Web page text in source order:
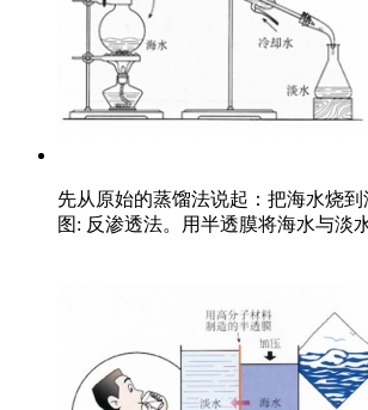
先从原始的蒸馏法说起：把海水烧
图: 反渗透法。用半透膜将海水与淡